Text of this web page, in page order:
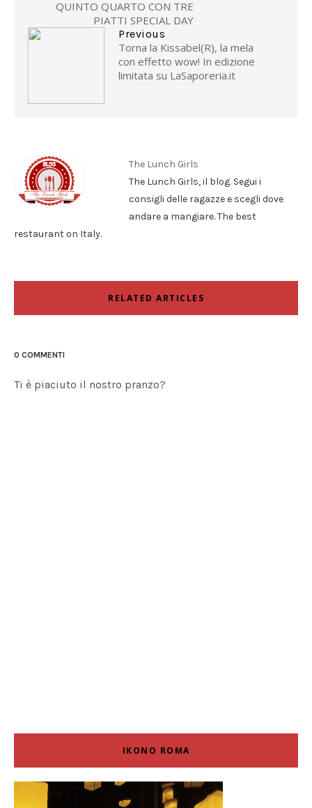
QUINTO QUARTO CON TRE
PIATTI SPECIAL DAY
Previous
Torna la Kissabel(R), la mela
con effetto wow! In edizione
limitata su LaSaporeria.it
The Lunch Girls
The Lunch Girls, il blog. Segui i
consigli delle ragazze e scegli dove
andare a mangiare. The best
restaurant on Italy.
RELATED ARTICLES
0 COMMENTI
Ti è piaciuto il nostro pranzo?
IKONO ROMA